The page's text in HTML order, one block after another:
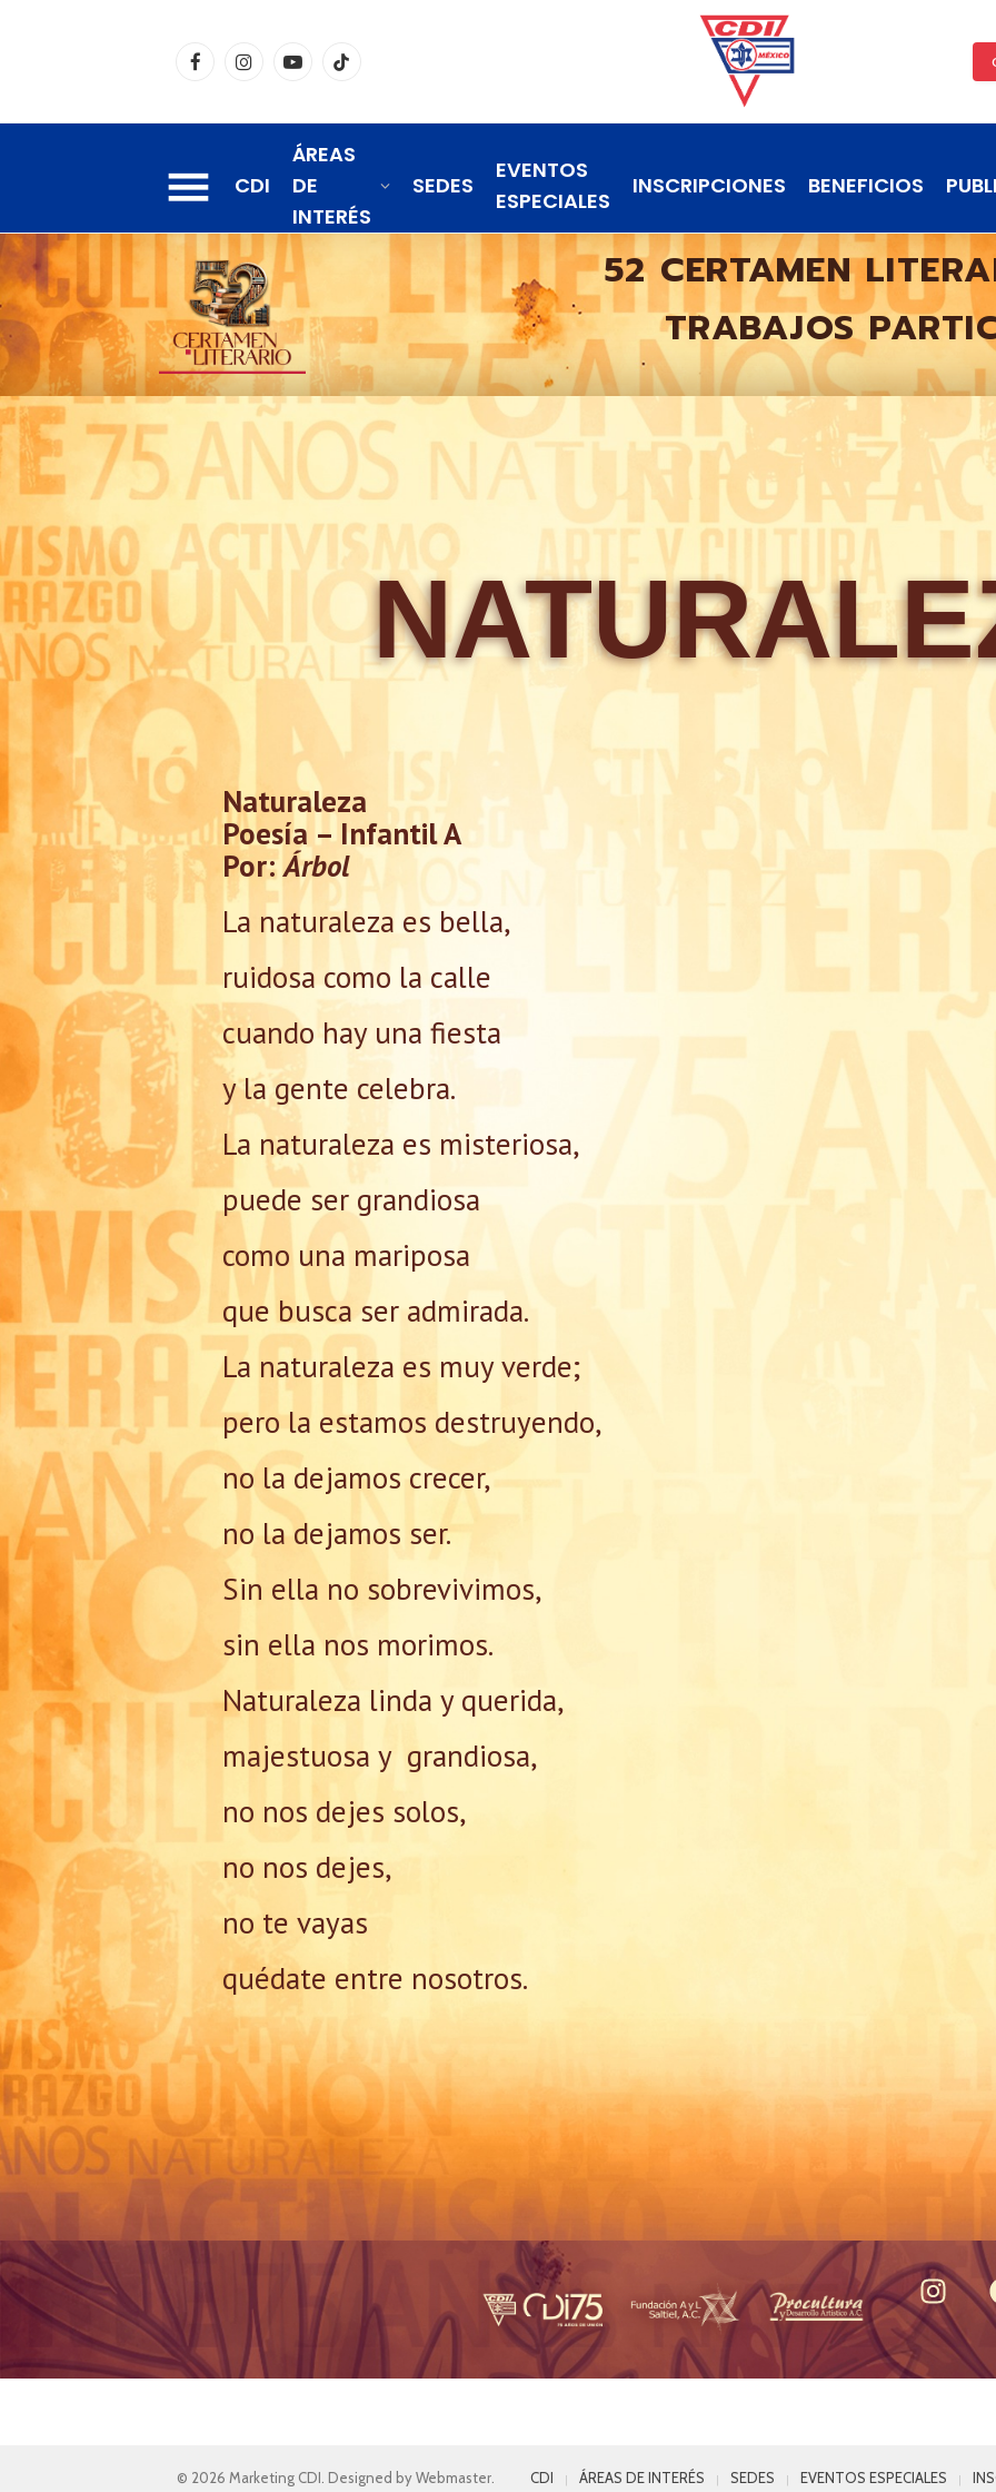
FacebookInstagramYouTubeTikTok
CDI
ÁREAS
DE
INTERÉS
SEDES
EVENTOS
ESPECIALES
INSCRIPCIONES BENEFICIOS
52 CERTAMEN
TRABAJOS
Naturaleza
Poesía – Infantil A
Por:Árbol
La naturaleza es bella,
ruidosa como la calle
cuando hay una fiesta
y la gente celebra.
La naturaleza es misteriosa,
puede ser grandiosa
como una mariposa
que busca ser admirada.
La naturaleza es muy verde;
pero la estamos destruyendo,
no la dejamos crecer,
no la dejamos ser.
Sin ella no sobrevivimos,
sin ella nos morimos.
Naturaleza linda y querida,
majestuosa y grandiosa,
no nos dejes solos,
no nos dejes,
no te vayas
quédate entre nosotros.
© 2026 Marketing CDI. Designed by Webmaster.
CDI ÁREAS DE INTERÉS SEDES EVENTOS ESPECIALES